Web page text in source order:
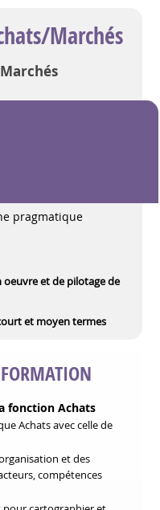
Marchés
pragmatique
oeuvre et de pilotage de
et moyen termes
fonction Achats
Achats avec celle de
et des
compétences